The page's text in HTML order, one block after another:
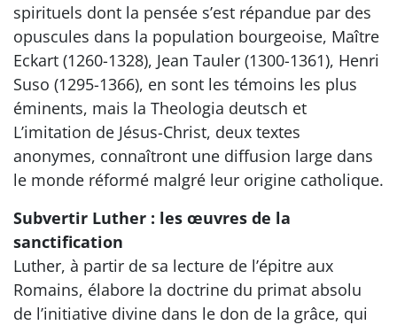
spirituels dont la pensée s’est répandue par des
opuscules dans la population bourgeoise, Maître
Eckart (1260-1328), Jean Tauler (1300-1361), Henri
Suso (1295-1366), en sont les témoins les plus
éminents, mais la Theologia deutsch et
L’imitation de Jésus-Christ, deux textes
anonymes, connaîtront une diffusion large dans
le monde réformé malgré leur origine catholique.
Subvertir Luther : les œuvres de la
sanctification
Luther, à partir de sa lecture de l’épitre aux
Romains, élabore la doctrine du primat absolu
de l’initiative divine dans le don de la grâce, qui